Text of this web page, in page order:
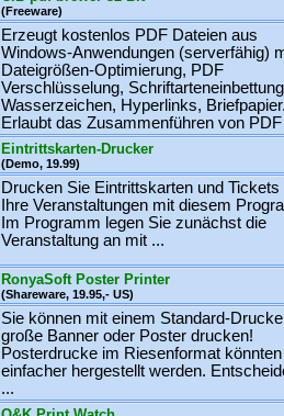
(Freeware)
Erzeugt kostenlos PDF Dateien aus
Windows-Anwendungen (serverfähig)
Dateigrößen-Optimierung, PDF
Verschlüsselung,
Wasserzeichen, Hyperlinks,
Erlaubt das Zusammenführen von
Eintrittskarten-Drucker
(Demo, 19.99)
Drucken Sie Eintrittskarten und Tickets
Ihre Veranstaltungen mit diesem
Im Programm legen Sie zunächst die
Veranstaltung an mit ...
RonyaSoft Poster Printer
(Shareware, 19.95,- US)
Sie können mit einem Standard-
große Banner oder Poster drucken!
Posterdrucke im Riesenformat
einfacher hergestellt werden.
...